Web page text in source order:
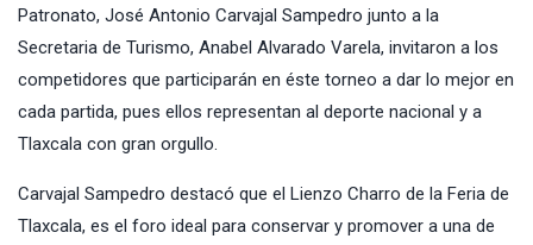
Patronato, José Antonio Carvajal Sampedro junto a la
Secretaria de Turismo, Anabel Alvarado Varela, invitaron a los
competidores que participarán en éste torneo a dar lo mejor en
cada partida, pues ellos representan al deporte nacional y a
Tlaxcala con gran orgullo.
Carvajal Sampedro destacó que el Lienzo Charro de la Feria de
Tlaxcala, es el foro ideal para conservar y promover a una de